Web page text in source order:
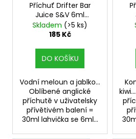
Příchuť Drifter Bar
Juice S&V 6ml
Watermelon Apple
Skladem (>5 ks)
185 Kč
DO KOŠÍKU
Vodní meloun a jablko...
Oblíbené anglické
příchutě v uživatelsky
přívětivém balení =
30ml lahvička se 6ml...